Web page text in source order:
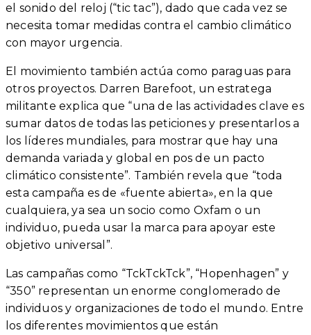
el sonido del reloj (“tic tac”), dado que cada vez se
necesita tomar medidas contra el cambio climático
con mayor urgencia.
El movimiento también actúa como paraguas para
otros proyectos. Darren Barefoot, un estratega
militante explica que “una de las actividades clave es
sumar datos de todas las peticiones y presentarlos a
los líderes mundiales, para mostrar que hay una
demanda variada y global en pos de un pacto
climático consistente”. También revela que “toda
esta campaña es de «fuente abierta», en la que
cualquiera, ya sea un socio como Oxfam o un
individuo, pueda usar la marca para apoyar este
objetivo universal”.
Las campañas como “TckTckTck”, “Hopenhagen” y
“350” representan un enorme conglomerado de
individuos y organizaciones de todo el mundo. Entre
los diferentes movimientos que están